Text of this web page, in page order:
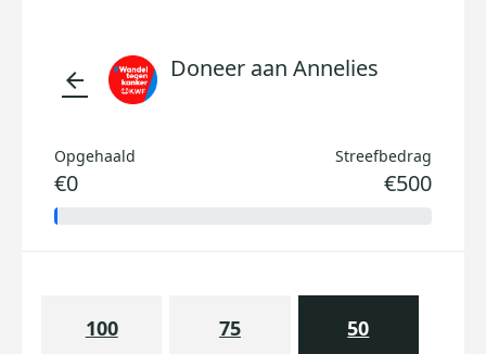
arrow_back Doneer aan Annelies
Opgehaald
€0
Streefbedrag
€500
100 75 50